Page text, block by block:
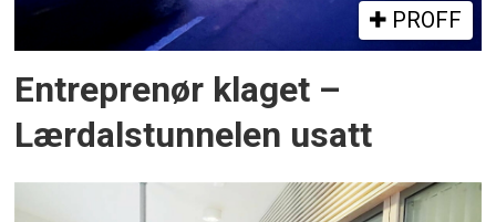
PROFF
Entreprenør klaget –
Lærdalstunnelen usatt